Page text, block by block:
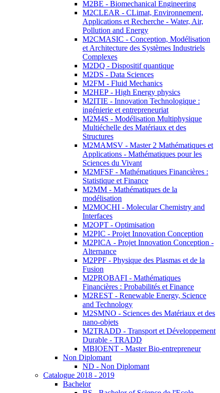
M2BE - Biomechanical Engineering
M2CLEAR - CLimat, Environnement,
Applications et Recherche - Water, Air,
Pollution and Energy
M2CMASIC - Conception, Modélisation
et Architecture des Systèmes Industriels
Complexes
M2DQ - Dispositif quantique
M2DS - Data Sciences
M2FM - Fluid Mechanics
M2HEP - High Energy physics
M2ITIE - Innovation Technologique :
ingénierie et entrepreneuriat
M2M4S - Modélisation Multiphysique
Multiéchelle des Matériaux et des
Structures
M2MAMSV - Master 2 Mathématiques et
Applications - Mathématiques pour les
Sciences du Vivant
M2MFSF - Mathématiques Financières :
Statistique et Finance
M2MM - Mathématiques de la
modélisation
M2MOCHI - Molecular Chemistry and
Interfaces
M2OPT - Optimisation
M2PIC - Projet Innovation Conception
M2PICA - Projet Innovation Conception -
Alternance
M2PPF - Physique des Plasmas et de la
Fusion
M2PROBAFI - Mathématiques
Financières : Probabilités et Finance
M2REST - Renewable Energy, Science
and Technology
M2SMNO - Sciences des Matériaux et des
nano-objets
M2TRADD - Transport et Développement
Durable - TRADD
MBIOENT - Master Bio-entrepreneur
Non Diplomant
ND - Non Diplomant
Catalogue 2018 - 2019
Bachelor